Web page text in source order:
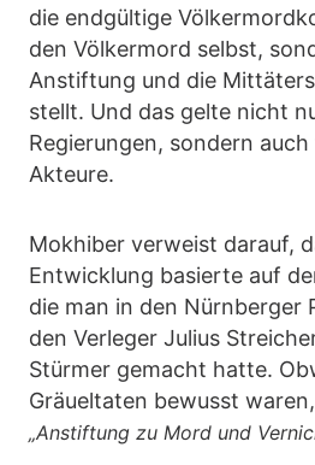
die endgültige
den Völkermord selbst,
Anstiftung und die
stellt. Und das gelte nicht
Regierungen, sondern
Akteure.
Mokhiber verweist darauf,
Entwicklung basierte auf
die man in den Nürnberger
den Verleger Julius
Stürmer gemacht hatte.
Gräueltaten bewusst
„Anstiftung zu Mord und